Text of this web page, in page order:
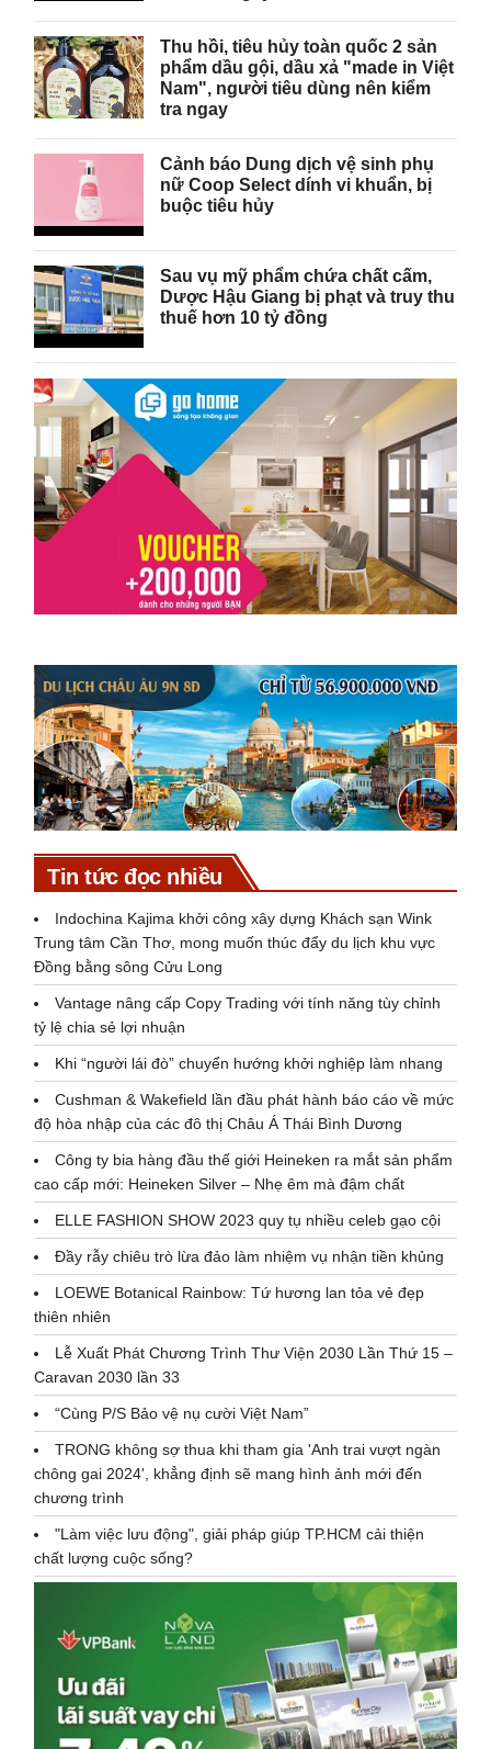
Thu hồi, tiêu hủy toàn quốc 2 sản
phẩm dầu gội, dầu xả "made in Việt
Nam", người tiêu dùng nên kiểm
tra ngay
Cảnh báo Dung dịch vệ sinh phụ
nữ Coop Select dính vi khuẩn, bị
buộc tiêu hủy
Sau vụ mỹ phẩm chứa chất cấm,
Dược Hậu Giang bị phạt và truy thu
thuế hơn 10 tỷ đồng
Tin tức đọc nhiều
Indochina Kajima khởi công xây dựng Khách sạn Wink
Trung tâm Cần Thơ, mong muốn thúc đẩy du lịch khu vực
Đồng bằng sông Cửu Long
Vantage nâng cấp Copy Trading với tính năng tùy chỉnh
tỷ lệ chia sẻ lợi nhuận
Khi “người lái đò” chuyển hướng khởi nghiệp làm nhang
Cushman & Wakefield lần đầu phát hành báo cáo về mức
độ hòa nhập của các đô thị Châu Á Thái Bình Dương
Công ty bia hàng đầu thế giới Heineken ra mắt sản phẩm
cao cấp mới: Heineken Silver – Nhẹ êm mà đậm chất
ELLE FASHION SHOW 2023 quy tụ nhiều celeb gạo cội
Đầy rẫy chiêu trò lừa đảo làm nhiệm vụ nhận tiền khủng
LOEWE Botanical Rainbow: Tứ hương lan tỏa vẻ đẹp
thiên nhiên
Lễ Xuất Phát Chương Trình Thư Viện 2030 Lần Thứ 15 –
Caravan 2030 lần 33
“Cùng P/S Bảo vệ nụ cười Việt Nam”
TRONG không sợ thua khi tham gia 'Anh trai vượt ngàn
chông gai 2024', khẳng định sẽ mang hình ảnh mới đến
chương trình
"Làm việc lưu động", giải pháp giúp TP.HCM cải thiện
chất lượng cuộc sống?